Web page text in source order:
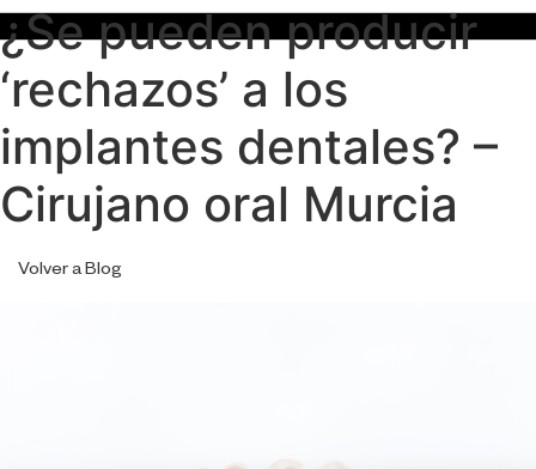
¿Se pueden producir
‘rechazos’ a los
implantes dentales? –
Cirujano oral Murcia
Volver a Blog